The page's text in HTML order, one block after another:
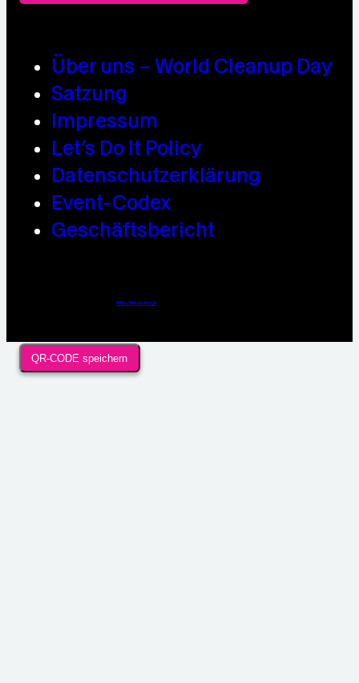
Über uns – World Cleanup Day
Satzung
Impressum
Let’s Do It Policy
Datenschutzerklärung
Event-Codex
Geschäftsbericht
https://linkup.design
QR-CODE speichern